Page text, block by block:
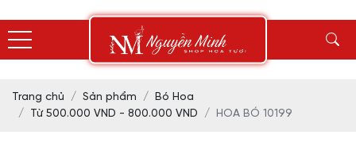
Trang chủ Sản phẩm
Bó Hoa
Từ 500.000 VND - 800.000 VND
HOA BÓ 10199